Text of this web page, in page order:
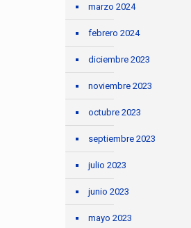
marzo 2024
febrero 2024
diciembre 2023
noviembre 2023
octubre 2023
septiembre 2023
julio 2023
junio 2023
mayo 2023